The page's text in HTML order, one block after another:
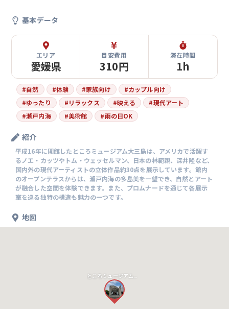
基本データ
エリア
愛媛県
目安費用
310円
滞在時間
1h
#自然 #体験 #家族向け #カップル向け
#ゆったり #リラックス #映える #現代アート
#瀬戸内海 #美術館 #雨の日OK
紹介
平成16年に開館したところミュージアム大三島は、アメリカで活躍す
るノエ・カッツやトム・ウェッセルマン、日本の林範親、深井隆など、
国内外の現代アーティストの立体作品約30点を展示しています。館内
のオープンテラスからは、瀬戸内海の多島美を一望でき、自然とアート
が融合した空間を体験できます。また、プロムナードを通じて各展示
室を巡る独特の構造も魅力の一つです。
地図